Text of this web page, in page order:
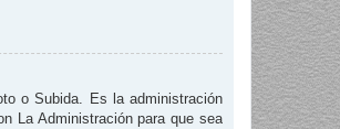
o Subida. Es la administración
La Administración para que sea